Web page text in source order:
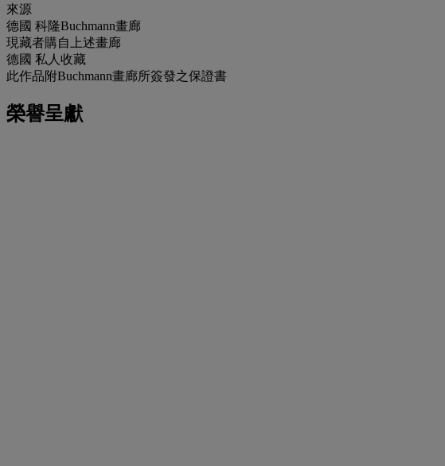
來源
德國 科隆Buchmann畫廊
現藏者購自上述畫廊
德國 私人收藏
此作品附Buchmann畫廊所簽發之保證書
榮譽呈獻